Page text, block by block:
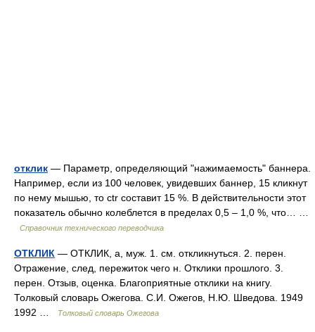
отклик — Параметр, определяющий "нажимаемость" баннера.
Например, если из 100 человек, увидевших баннер, 15 кликнут
по нему мышью, то ctr составит 15 %. В действительности этот
показатель обычно колеблется в пределах 0,5 – 1,0 %, что… …
Справочник технического переводчика
ОТКЛИК — ОТКЛИК, а, муж. 1. см. откликнуться. 2. перен.
Отражение, след, пережиток чего н. Отклики прошлого. 3.
перен. Отзыв, оценка. Благоприятные отклики на книгу.
Толковый словарь Ожегова. С.И. Ожегов, Н.Ю. Шведова. 1949
1992 …
Толковый словарь Ожегова